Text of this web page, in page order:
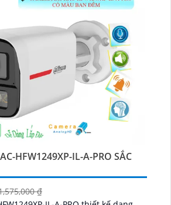
HFW1249XP-IL-A-PRO SẮC
₫